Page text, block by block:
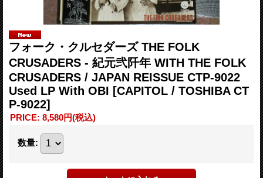
フォーク・クルセダーズ THE FOLK
CRUSADERS - 紀元弐阡年 WITH THE FOLK
CRUSADERS / JAPAN REISSUE CTP-9022
Used LP With OBI [CAPITOL / TOSHIBA CT
P-9022]
PRICE: 8,580円(税込)
数量: